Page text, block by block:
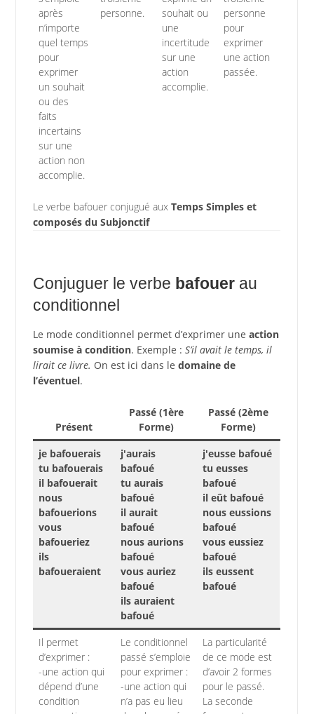
après
n’importe
quel temps
pour
exprimer
un souhait
ou des
faits
incertains
sur une
action non
accomplie.
personne.
souhait ou
une
incertitude
sur une
action
accomplie.
personne
pour
exprimer
une action
passée.
Le verbe bafouer conjugué aux Temps Simples et
composés du Subjonctif
Conjuguer le verbe bafouerau
conditionnel
Le mode conditionnel permet d’exprimer une action
soumise à condition. Exemple : S’il avait le temps, il
lirait ce livre. On est ici dans le domaine de
l’éventuel.
Présent
Passé (1ère
Forme)
Passé (2ème
Forme)
je bafouerais
tu bafouerais
il bafouerait
nous
bafouerions
vous
bafoueriez
ils
bafoueraient
j'aurais
bafoué
tu aurais
bafoué
il aurait
bafoué
nous aurions
bafoué
vous auriez
bafoué
ils auraient
bafoué
j'eusse bafoué
tu eusses
bafoué
il eût bafoué
nous eussions
bafoué
vous eussiez
bafoué
ils eussent
bafoué
Il permet
d’exprimer :
-une action qui
dépend d’une
condition
Le conditionnel
passé s’emploie
pour exprimer :
-une action qui
n’a pas eu lieu
La particularité
de ce mode est
d’avoir 2 formes
pour le passé.
La seconde